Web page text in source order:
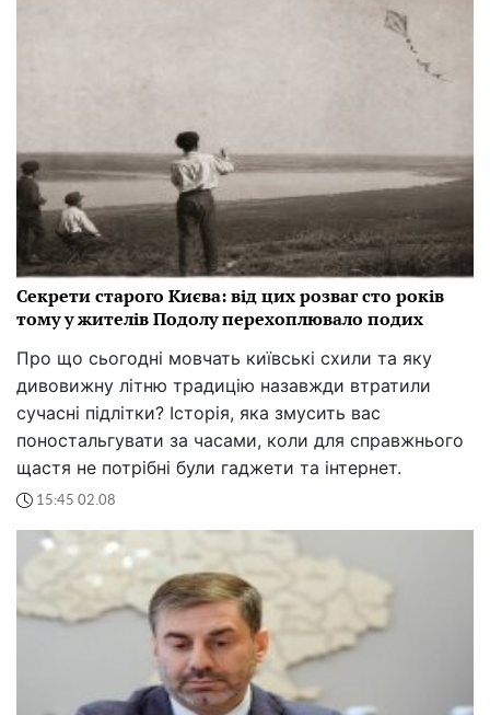
Секрети старого Києва: від цих розваг сто років
тому у жителів Подолу перехоплювало подих
Про що сьогодні мовчать київські схили та яку
дивовижну літню традицію назавжди втратили
сучасні підлітки? Історія, яка змусить вас
поностальгувати за часами, коли для справжнього
щастя не потрібні були гаджети та інтернет.
15:45 02.08